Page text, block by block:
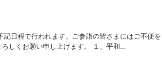
日程で行われます。ご参詣の皆さまにはご不便を
しくお願い申し上げます。 １、平和...